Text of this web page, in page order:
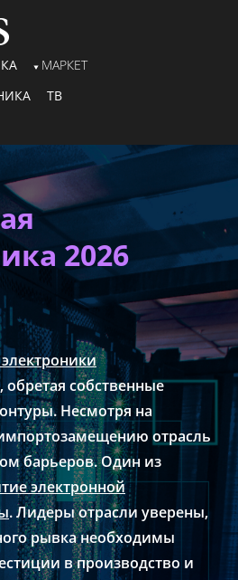
МАРКЕТ
ТВ
2026
собственные
Несмотря на
отрасль
барьеров. Один из
электронной
. Лидеры отрасли уверены,
рывка необходимы
в производство и